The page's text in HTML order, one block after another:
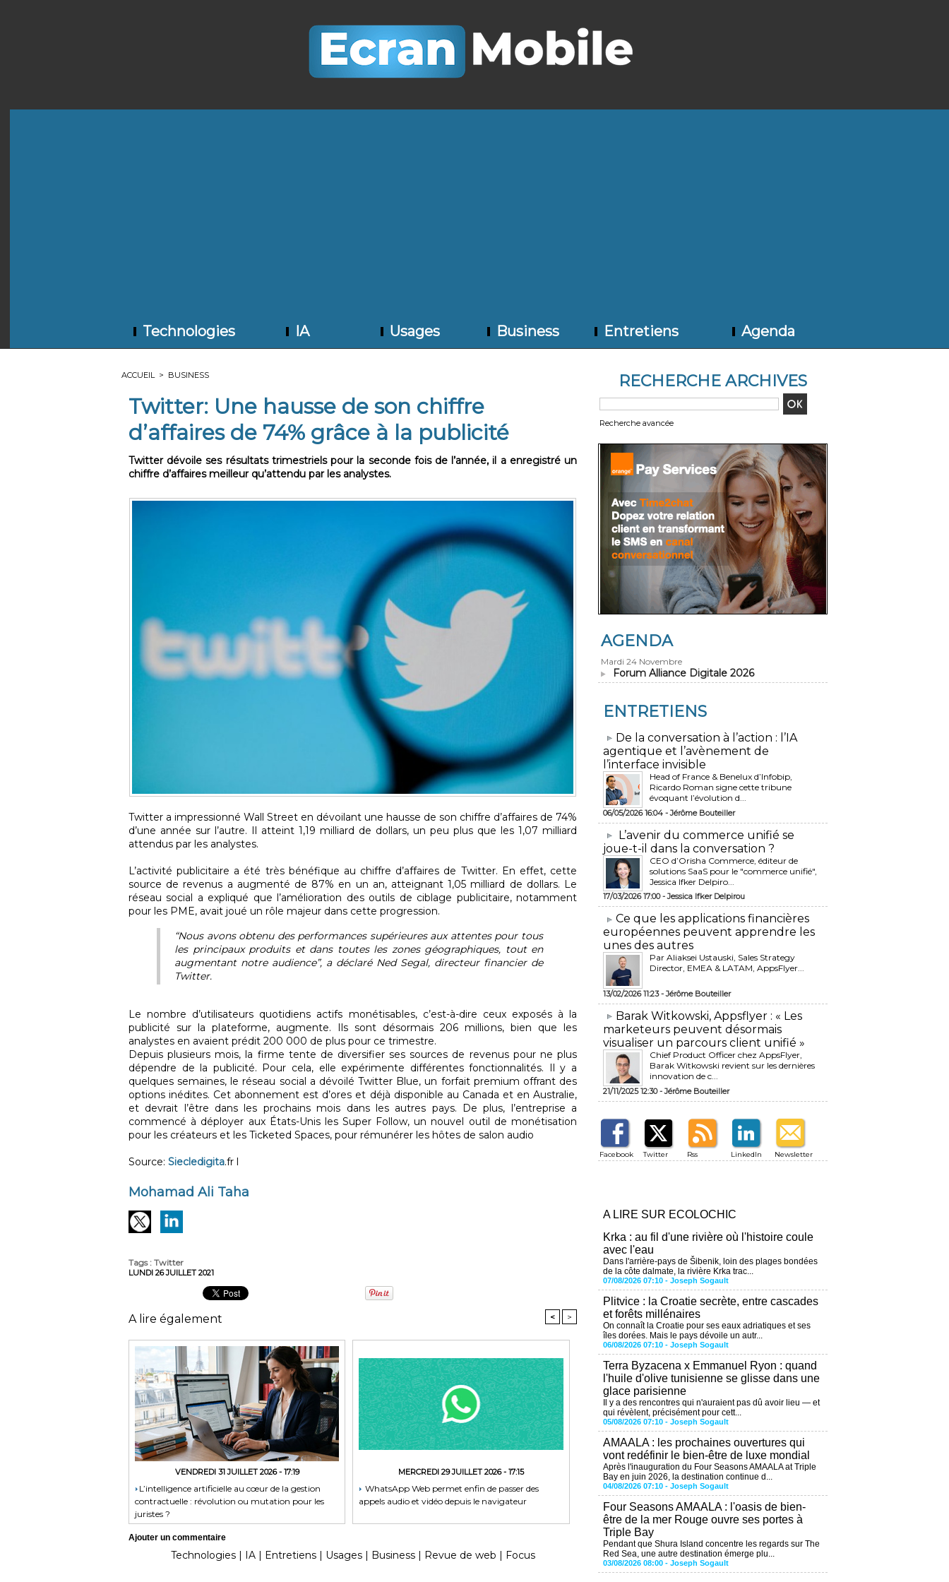
Technologies IA Usages Business Entretiens Agenda
ACCUEIL > BUSINESS
Twitter: Une hausse de son chiffre
d’affaires de 74% grâce à la publicité
Twitter dévoile ses résultats trimestriels pour la seconde fois de l’année, il a enregistré un
chiffre d’affaires meilleur qu’attendu par les analystes.
Twitter a impressionné Wall Street en dévoilant une hausse de son chiffre d’affaires de 74%
d’une année sur l’autre. Il atteint 1,19 milliard de dollars, un peu plus que les 1,07 milliard
attendus par les analystes.
L’activité publicitaire a été très bénéfique au chiffre d’affaires de Twitter. En effet, cette
source de revenus a augmenté de 87% en un an, atteignant 1,05 milliard de dollars. Le
réseau social a expliqué que l’amélioration des outils de ciblage publicitaire, notamment
pour les PME, avait joué un rôle majeur dans cette progression.
“Nous avons obtenu des performances supérieures aux attentes pour tous
les principaux produits et dans toutes les zones géographiques, tout en
augmentant notre audience”, a déclaré Ned Segal, directeur financier de
Twitter.
Le nombre d’utilisateurs quotidiens actifs monétisables, c’est-à-dire ceux exposés à la
publicité sur la plateforme, augmente. Ils sont désormais 206 millions, bien que les
analystes en avaient prédit 200 000 de plus pour ce trimestre.
Depuis plusieurs mois, la firme tente de diversifier ses sources de revenus pour ne plus
dépendre de la publicité. Pour cela, elle expérimente différentes fonctionnalités. Il y a
quelques semaines, le réseau social a dévoilé Twitter Blue, un forfait premium offrant des
options inédites. Cet abonnement est d’ores et déjà disponible au Canada et en Australie,
et devrait l’être dans les prochains mois dans les autres pays. De plus, l’entreprise a
commencé à déployer aux États-Unis les Super Follow, un nouvel outil de monétisation
pour les créateurs et les Ticketed Spaces, pour rémunérer les hôtes de salon audio
Source: Siecledigita.fr l
Mohamad Ali Taha
Tags: Twitter
LUNDI 26 JUILLET 2021
A lire également < >
VENDREDI 31 JUILLET 2026 - 17:19
​L’intelligence artificielle au cœur de la gestion
contractuelle : révolution ou mutation pour les
juristes ?
MERCREDI 29 JUILLET 2026 - 17:15
WhatsApp Web permet enfin de passer des
appels audio et vidéo depuis le navigateur
Ajouter un commentaire
Technologies | IA | Entretiens | Usages | Business | Revue de web | Focus
RECHERCHE ARCHIVES
Recherche avancée
AGENDA
Mardi 24 Novembre
Forum Alliance Digitale 2026
ENTRETIENS
​De la conversation à l’action : l’IA
agentique et l’avènement de
l’interface invisible
Head of France & Benelux d’Infobip,
Ricardo Roman signe cette tribune
évoquant l’évolution d...
06/05/2026 16:04 -Jérôme Bouteiller
L’avenir du commerce unifié se
joue-t-il dans la conversation ?
CEO d’Orisha Commerce, éditeur de
solutions SaaS pour le "commerce unifié",
Jessica Ifker Delpiro...
17/03/2026 17:00 -Jessica Ifker Delpirou
​Ce que les applications financières
européennes peuvent apprendre les
unes des autres
Par Aliaksei Ustauski, Sales Strategy
Director, EMEA & LATAM, AppsFlyer...
13/02/2026 11:23 -Jérôme Bouteiller
​Barak Witkowski, Appsflyer : « Les
marketeurs peuvent désormais
visualiser un parcours client unifié »
Chief Product Officer chez AppsFlyer, ​
Barak Witkowski revient sur les dernières
innovation de c...
21/11/2025 12:30 -Jérôme Bouteiller
Facebook Twitter Rss LinkedIn Newsletter
A LIRE SUR ECOLOCHIC
Krka : au fil d'une rivière où l'histoire coule
avec l'eau
Dans l'arrière-pays de Šibenik, loin des plages bondées
de la côte dalmate, la rivière Krka trac...
07/08/2026 07:10 - Joseph Sogault
Plitvice : la Croatie secrète, entre cascades
et forêts millénaires
On connaît la Croatie pour ses eaux adriatiques et ses
îles dorées. Mais le pays dévoile un autr...
06/08/2026 07:10 - Joseph Sogault
Terra Byzacena x Emmanuel Ryon : quand
l'huile d'olive tunisienne se glisse dans une
glace parisienne
Il y a des rencontres qui n'auraient pas dû avoir lieu — et
qui révèlent, précisément pour cett...
05/08/2026 07:10 - Joseph Sogault
AMAALA : les prochaines ouvertures qui
vont redéfinir le bien-être de luxe mondial
Après l'inauguration du Four Seasons AMAALA at Triple
Bay en juin 2026, la destination continue d...
04/08/2026 07:10 - Joseph Sogault
Four Seasons AMAALA : l'oasis de bien-
être de la mer Rouge ouvre ses portes à
Triple Bay
Pendant que Shura Island concentre les regards sur The
Red Sea, une autre destination émerge plu...
03/08/2026 08:00 - Joseph Sogault